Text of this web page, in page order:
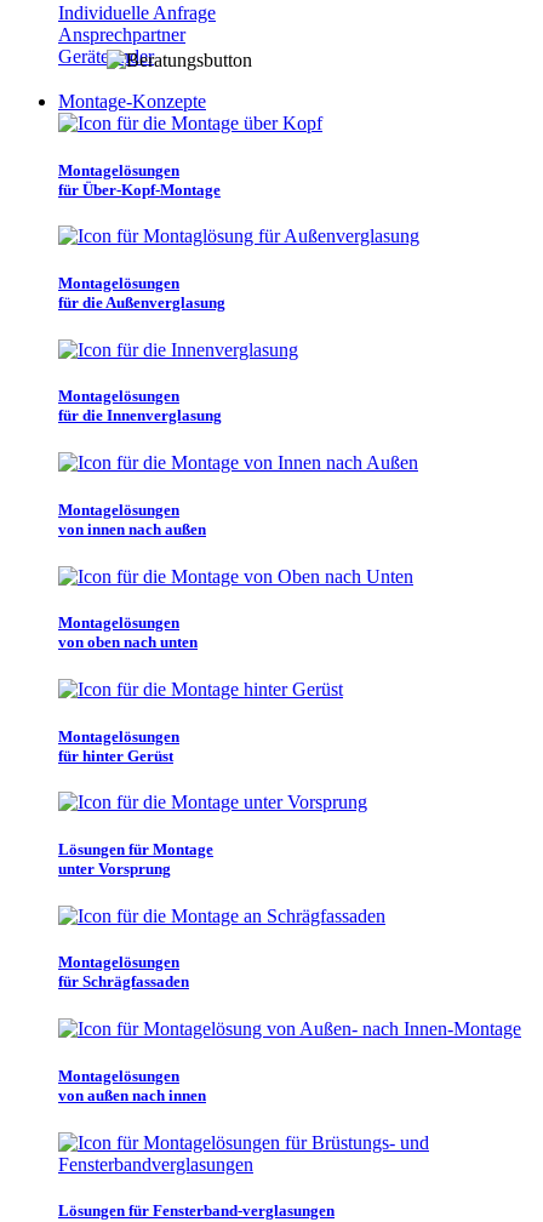
Individuelle Anfrage
Ansprechpartner
Gerätefinder
Montage-Konzepte
Montagelösungen
für Über-Kopf-Montage
Montagelösungen
für die Außenverglasung
Montagelösungen
für die Innenverglasung
Montagelösungen
von innen nach außen
Montagelösungen
von oben nach unten
Montagelösungen
für hinter Gerüst
Lösungen für Montage
unter Vorsprung
Montagelösungen
für Schrägfassaden
Montagelösungen
von außen nach innen
Lösungen für Fensterband-verglasungen